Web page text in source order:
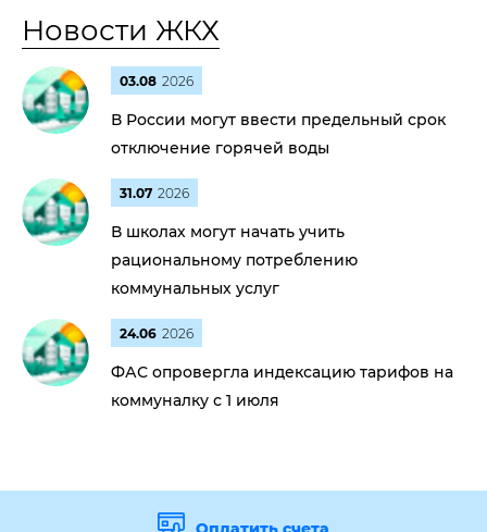
Новости ЖКХ
03.08 2026
В России могут ввести предельный срок
отключение горячей воды
31.07 2026
В школах могут начать учить
рациональному потреблению
коммунальных услуг
24.06 2026
ФАС опровергла индексацию тарифов на
коммуналку с 1 июля